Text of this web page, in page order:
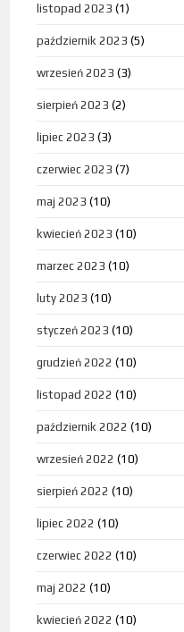
listopad 2023 (1)
październik 2023 (5)
wrzesień 2023 (3)
sierpień 2023 (2)
lipiec 2023 (3)
czerwiec 2023 (7)
maj 2023 (10)
kwiecień 2023 (10)
marzec 2023 (10)
luty 2023 (10)
styczeń 2023 (10)
grudzień 2022 (10)
listopad 2022 (10)
październik 2022 (10)
wrzesień 2022 (10)
sierpień 2022 (10)
lipiec 2022 (10)
czerwiec 2022 (10)
maj 2022 (10)
kwiecień 2022 (10)